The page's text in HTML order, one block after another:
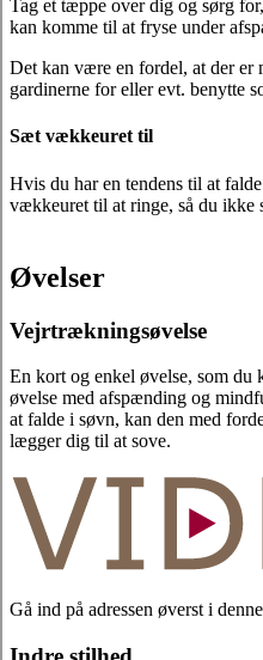
Tag et tæppe over dig og sørg
kan komme til at fryse under
Det kan være en fordel, at der
gardinerne for eller evt. benytte
Sæt vækkeuret til
Hvis du har en tendens til at
vækkeuret til at ringe, så du ikke
Øvelser
Vejrtrækningsøvelse
En kort og enkel øvelse, som du
øvelse med afspænding og
at falde i søvn, kan den med
lægger dig til at sove.
Gå ind på adressen øverst i